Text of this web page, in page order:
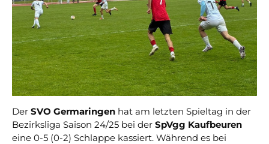
Der SVO Germaringen hat am letzten Spieltag in der
Bezirksliga Saison 24/25 bei der SpVgg Kaufbeuren
eine 0-5 (0-2) Schlappe kassiert. Während es bei